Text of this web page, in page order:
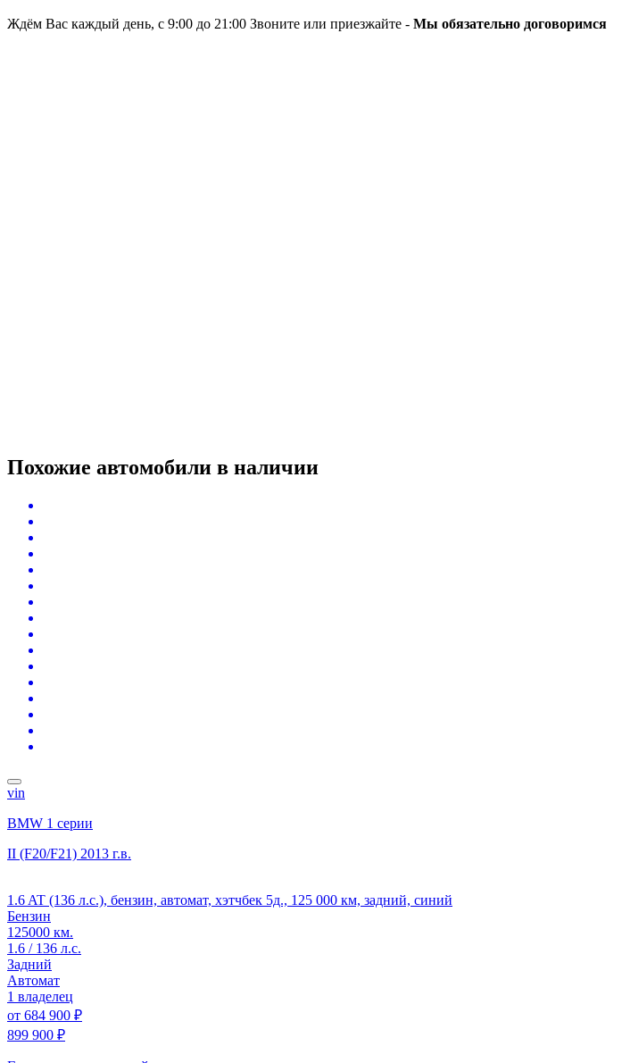
Ждём Вас каждый день, с 9:00 до 21:00 Звоните или приезжайте - Мы обязательно договоримся
Похожие автомобили в наличии
vin
BMW 1 серии
II (F20/F21) 2013 г.в.
1.6 AT (136 л.с.), бензин, автомат, хэтчбек 5д., 125 000 км, задний, синий
Бензин
125000 км.
1.6 / 136 л.с.
Задний
Автомат
1 владелец
от 684 900 ₽
899 900 ₽